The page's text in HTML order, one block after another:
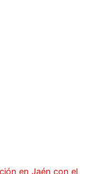
en Jaén con el